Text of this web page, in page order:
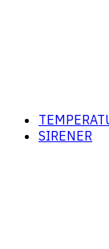
SIRENER